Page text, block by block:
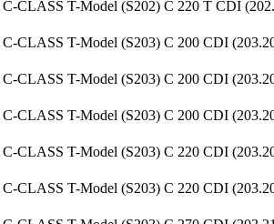
CLASS T-Model (S202) C 220 T CDI
CLASS T-Model (S203) C 200 CDI
CLASS T-Model (S203) C 200 CDI
CLASS T-Model (S203) C 200 CDI
CLASS T-Model (S203) C 220 CDI
CLASS T-Model (S203) C 220 CDI